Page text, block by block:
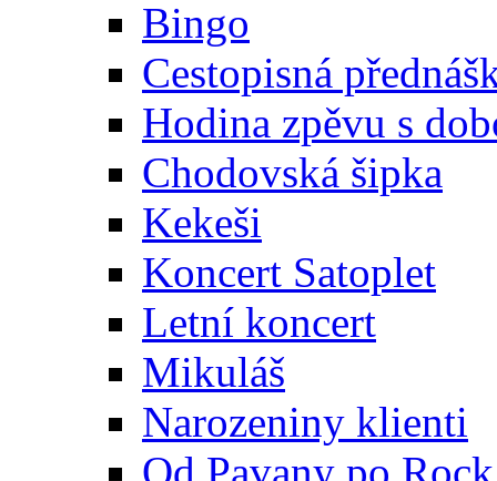
Bingo
Cestopisná
Hodina zpěvu s
Chodovská šipka
Kekeši
Koncert Satoplet
Letní koncert
Mikuláš
Narozeniny klienti
Od Pavany po Rock